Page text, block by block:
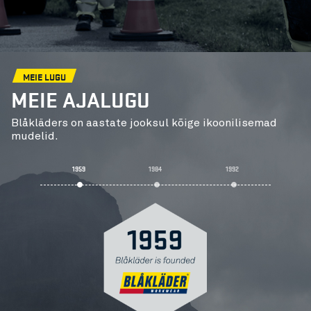
MEIE LUGU
MEIE AJALUGU
Blåkläders on aastate jooksul kõige ikoonilisemad
mudelid.
1959 1984 1992